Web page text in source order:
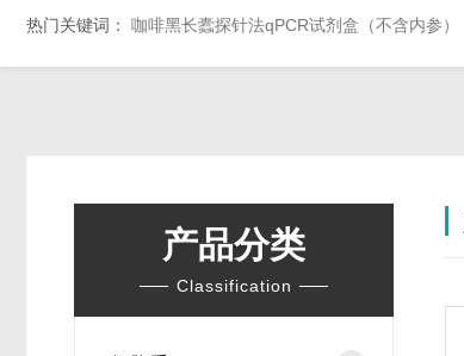
热门关键词： 咖啡黑长蠹探针法qPCR试剂盒（不含内参）
产品分类
Classification